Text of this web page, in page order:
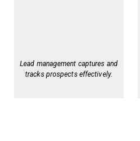
Lead management captures and
tracks prospects effectively.